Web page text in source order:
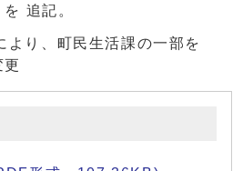
追記。
より、町民生活課の一部を